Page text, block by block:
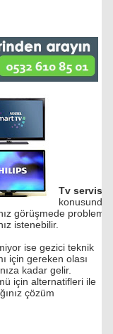
Tv servisi
konusunda
görüşmede problemi
istenebilir.
ise gezici teknik
için gereken olası
kadar gelir.
için alternatifleri ile
çözüm